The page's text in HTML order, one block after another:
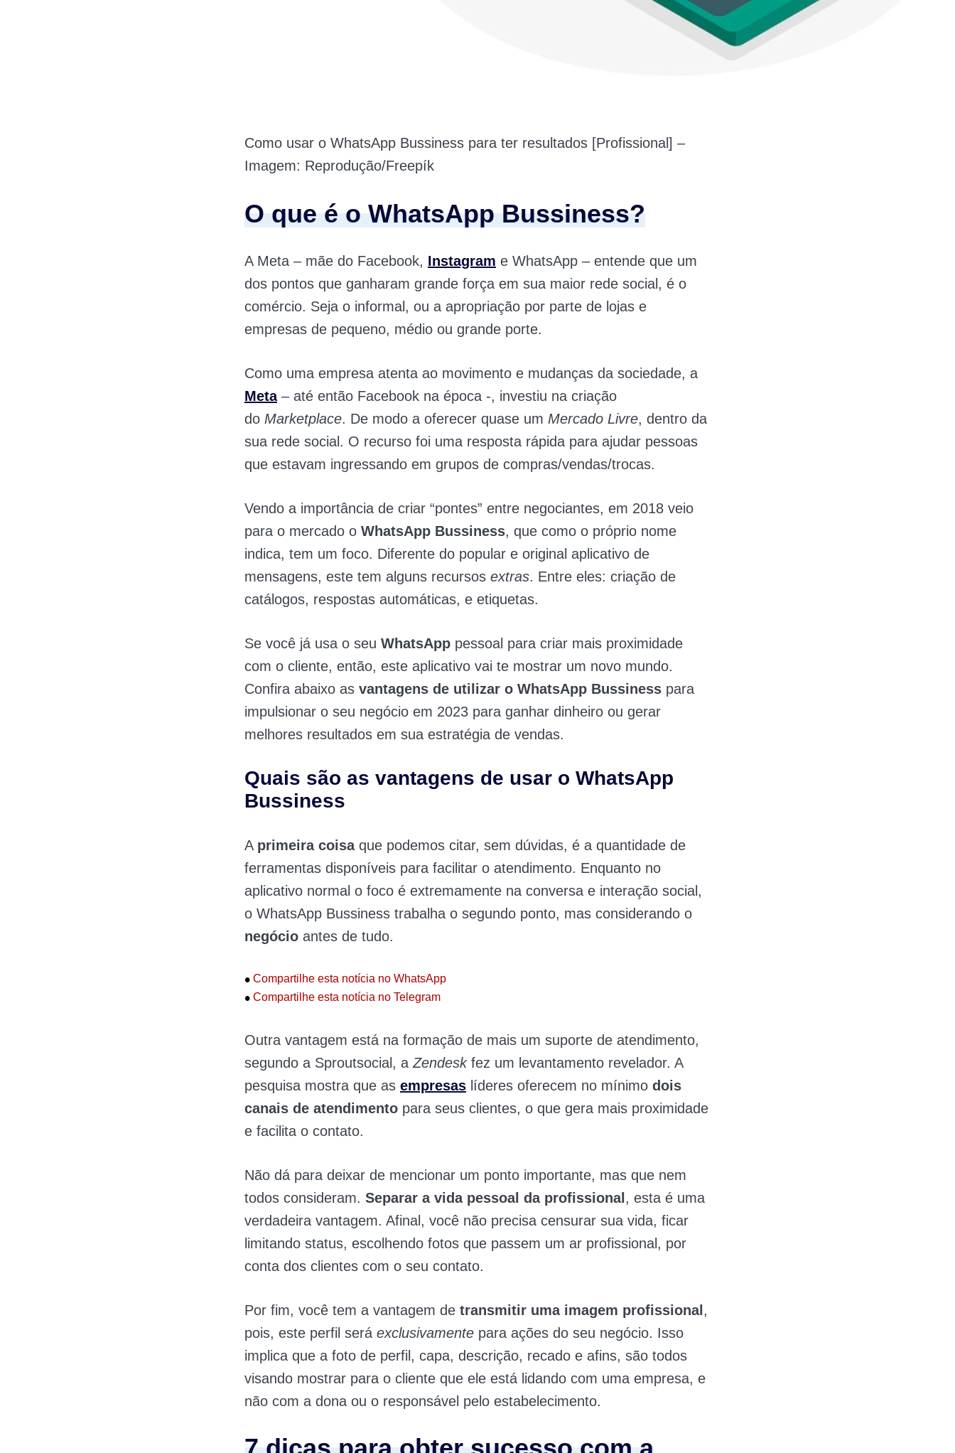
Como usar o WhatsApp Bussiness para ter resultados [Profissional] –
Imagem: Reprodução/Freepík
O que é o WhatsApp Bussiness?
A Meta – mãe do Facebook, Instagram e WhatsApp – entende que um
dos pontos que ganharam grande força em sua maior rede social, é o
comércio. Seja o informal, ou a apropriação por parte de lojas e
empresas de pequeno, médio ou grande porte.
Como uma empresa atenta ao movimento e mudanças da sociedade, a
Meta – até então Facebook na época -, investiu na criação
do Marketplace. De modo a oferecer quase um Mercado Livre, dentro da
sua rede social. O recurso foi uma resposta rápida para ajudar pessoas
que estavam ingressando em grupos de compras/vendas/trocas.
Vendo a importância de criar “pontes” entre negociantes, em 2018 veio
para o mercado o WhatsApp Bussiness, que como o próprio nome
indica, tem um foco. Diferente do popular e original aplicativo de
mensagens, este tem alguns recursos extras. Entre eles: criação de
catálogos, respostas automáticas, e etiquetas.
Se você já usa o seu WhatsApp pessoal para criar mais proximidade
com o cliente, então, este aplicativo vai te mostrar um novo mundo.
Confira abaixo as vantagens de utilizar o WhatsApp Bussiness para
impulsionar o seu negócio em 2023 para ganhar dinheiro ou gerar
melhores resultados em sua estratégia de vendas.
Quais são as vantagens de usar o WhatsApp
Bussiness
A primeira coisaque podemos citar, sem dúvidas, é a quantidade de
ferramentas disponíveis para facilitar o atendimento. Enquanto no
aplicativo normal o foco é extremamente na conversa e interação social,
o WhatsApp Bussiness trabalha o segundo ponto, mas considerando o
negócio antes de tudo.
• Compartilhe esta notícia no WhatsApp
• Compartilhe esta notícia no Telegram
Outra vantagem está na formação de mais um suporte de atendimento,
segundo a Sproutsocial, a Zendesk fez um levantamento revelador. A
pesquisa mostra que as empresas líderes oferecem no mínimo dois
canais de atendimento para seus clientes, o que gera mais proximidade
e facilita o contato.
Não dá para deixar de mencionar um ponto importante, mas que nem
todos consideram. Separar a vida pessoal da profissional , esta é uma
verdadeira vantagem. Afinal, você não precisa censurar sua vida, ficar
limitando status, escolhendo fotos que passem um ar profissional, por
conta dos clientes com o seu contato.
Por fim, você tem a vantagem de transmitir uma imagem profissional ,
pois, este perfil será exclusivamente para ações do seu negócio. Isso
implica que a foto de perfil, capa, descrição, recado e afins, são todos
visando mostrar para o cliente que ele está lidando com uma empresa, e
não com a dona ou o responsável pelo estabelecimento.